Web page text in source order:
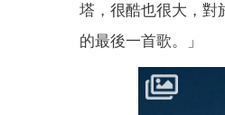
塔，很酷也很大，對
的最後一首歌。」